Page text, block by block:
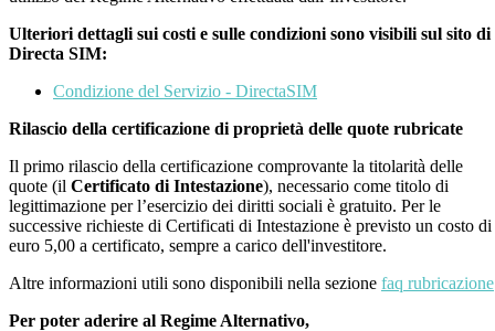
Ulteriori dettagli sui costi e sulle condizioni sono visibili sul sito di
Directa SIM:
Condizione del Servizio - DirectaSIM
Rilascio della certificazione di proprietà delle quote rubricate
Il primo rilascio della certificazione comprovante la titolarità delle
quote (il Certificato di Intestazione), necessario come titolo di
legittimazione per l’esercizio dei diritti sociali è gratuito. Per le
successive richieste di Certificati di Intestazione è previsto un costo di
euro 5,00 a certificato, sempre a carico dell'investitore.
Altre informazioni utili sono disponibili nella sezione faq rubricazione
Per poter aderire al Regime Alternativo,